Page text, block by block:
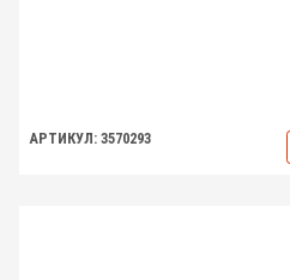
АРТИКУЛ: 3570293